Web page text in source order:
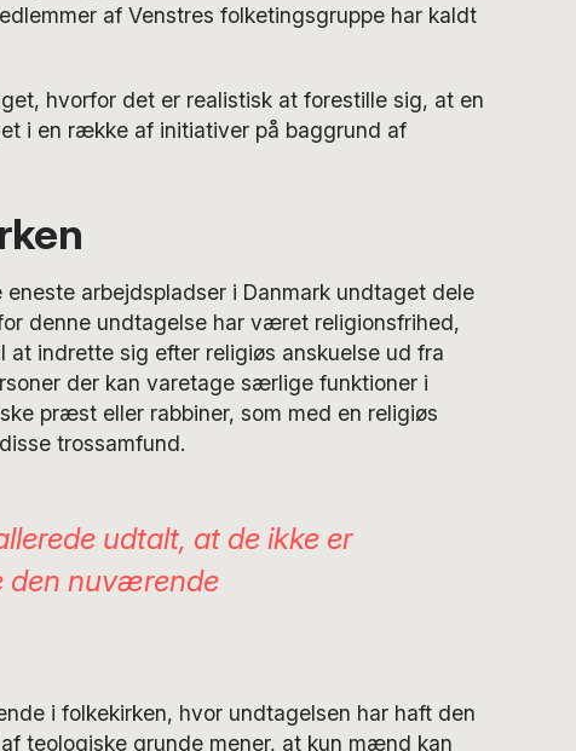
af Venstres folketingsgruppe har kaldt
hvorfor det er realistisk at forestille sig, at en
i en række af initiativer på baggrund af
arbejdspladser i Danmark undtaget dele
denne undtagelse har været religionsfrihed,
indrette sig efter religiøs anskuelse ud fra
der kan varetage særlige funktioner i
præst eller rabbiner, som med en religiøs
trossamfund.
udtalt, at de ikke er
den nuværende
i folkekirken, hvor undtagelsen har haft den
teologiske grunde mener, at kun mænd kan